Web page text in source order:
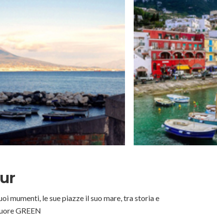
mumenti, le sue piazze il suo mare, tra storia e
GREEN